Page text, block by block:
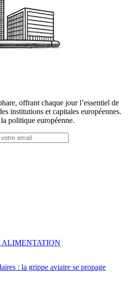
offrant chaque jour l’essentiel de
institutions et capitales européennes.
politique européenne.
: la grippe aviaire se propage